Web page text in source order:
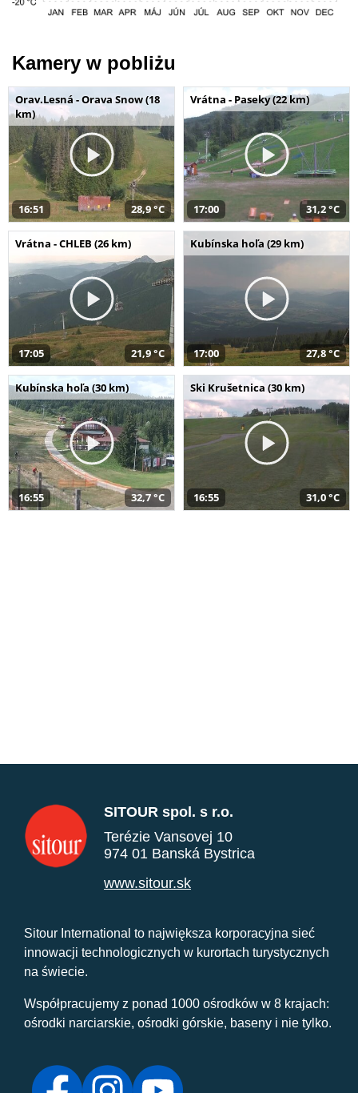
Kamery w pobliżu
Orav.Lesná - Orava Snow (18
km)
16:51 28,9 °C
Vrátna - Paseky (22 km)
17:00 31,2 °C
Vrátna - CHLEB (26 km)
17:05 21,9 °C
Kubínska hoľa (29 km)
17:00 27,8 °C
Kubínska hoľa (30 km)
16:55 32,7 °C
Ski Krušetnica (30 km)
16:55 31,0 °C
SITOUR spol. s r.o.
Terézie Vansovej 10
974 01 Banská Bystrica
www.sitour.sk
Sitour International to największa korporacyjna sieć
innowacji technologicznych w kurortach turystycznych
na świecie.
Współpracujemy z ponad 1000 ośrodków w 8 krajach:
ośrodki narciarskie, ośrodki górskie, baseny i nie tylko.